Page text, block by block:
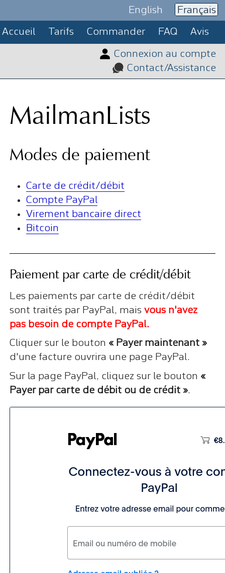
English Français
Accueil Tarifs Commander FAQ Avis
Connexion au compte
Contact/Assistance
MailmanLists
Modes de paiement
Carte de crédit/débit
Compte PayPal
Virement bancaire direct
Bitcoin
Paiement par carte de crédit/débit
Les paiements par carte de crédit/débit
sont traités par PayPal, maisvous n'avez
pas besoin de compte PayPal.
Cliquer sur le bouton « Payer maintenant »
d'une facture ouvrira une page PayPal.
Sur la page PayPal, cliquez sur le bouton «
Payer par carte de débit ou de crédit ».